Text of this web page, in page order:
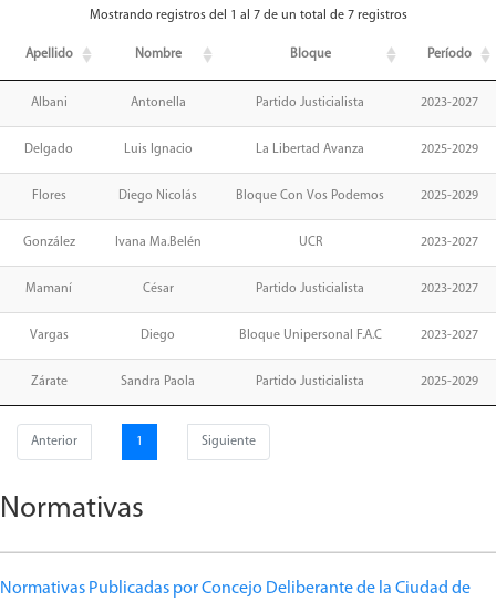
Mostrando registros del 1 al 7 de un total de 7 registros
Apellido Nombre Bloque Período
Albani Antonella Partido Justicialista 2023-2027
Delgado Luis Ignacio La Libertad Avanza 2025-2029
Flores Diego Nicolás Bloque Con Vos Podemos 2025-2029
González Ivana Ma.Belén UCR 2023-2027
Mamaní César Partido Justicialista 2023-2027
Vargas Diego Bloque Unipersonal F.A.C 2023-2027
Zárate Sandra Paola Partido Justicialista 2025-2029
Anterior 1 Siguiente
Normativas
Normativas Publicadas por Concejo Deliberante de la Ciudad de